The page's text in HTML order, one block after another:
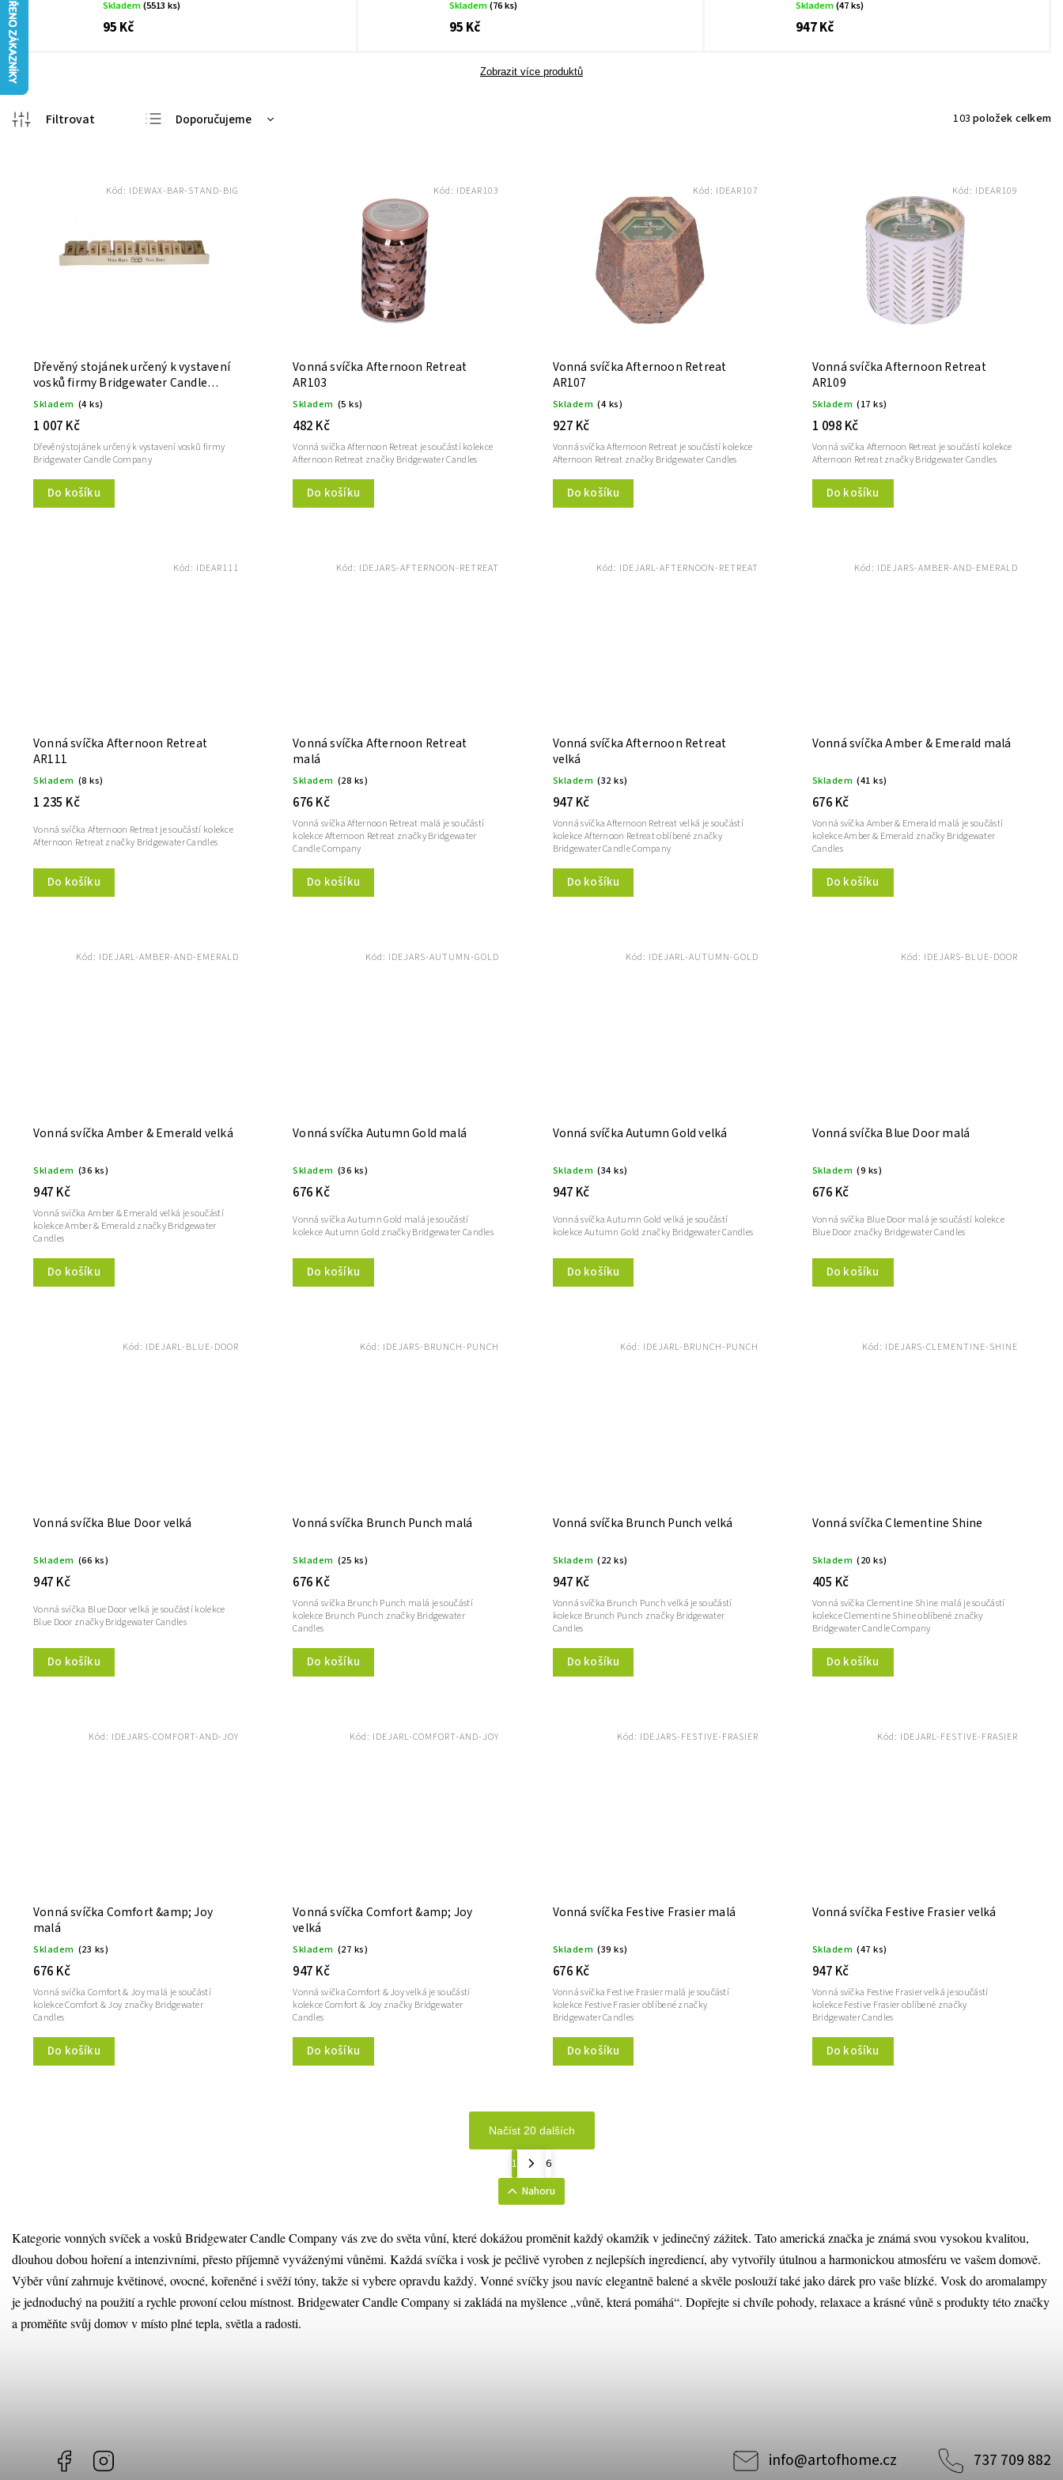
Skladem(5513 ks)
95 Kč
Skladem(76 ks)
95 Kč
Skladem(47 ks)
947 Kč
Zobrazit více produktů
Doporučujeme
Nejprodávanější
103 položek celkem
Dřevěný stojánek určený k vystavení
vosků firmy Bridgewater Candle
Company
Skladem (4 ks)
1 007 Kč
Do košíku
Dřevěný stojánek určený k vystavení vosků firmy
Bridgewater Candle Company
Kód: IDEWAX-BAR-STAND-BIG
Vonná svíčka Afternoon Retreat
AR103
Skladem (5 ks)
482 Kč
Do košíku
Vonná svíčka Afternoon Retreat je součástí kolekce
Afternoon Retreat značky Bridgewater Candles
Kód: IDEAR103
Vonná svíčka Afternoon Retreat
AR107
Skladem (4 ks)
927 Kč
Do košíku
Vonná svíčka Afternoon Retreat je součástí kolekce
Afternoon Retreat značky Bridgewater Candles
Kód: IDEAR107
Vonná svíčka Afternoon Retreat
AR109
Skladem (17 ks)
1 098 Kč
Do košíku
Vonná svíčka Afternoon Retreat je součástí kolekce
Afternoon Retreat značky Bridgewater Candles
Kód: IDEAR109
Vonná svíčka Afternoon Retreat
AR111
Skladem (8 ks)
1 235 Kč
Do košíku
Vonná svíčka Afternoon Retreat je součástí kolekce
Afternoon Retreat značky Bridgewater Candles
Kód: IDEAR111
Vonná svíčka Afternoon Retreat
malá
Skladem (28 ks)
676 Kč
Do košíku
Vonná svíčka Afternoon Retreat malá je součástí
kolekce Afternoon Retreat značky Bridgewater
Candle Company
Kód: IDEJARS-AFTERNOON-RETREAT
Vonná svíčka Afternoon Retreat
velká
Skladem (32 ks)
947 Kč
Do košíku
Vonná svíčka Afternoon Retreat velká je součástí
kolekce Afternoon Retreat oblíbené značky
Bridgewater Candle Company
Kód: IDEJARL-AFTERNOON-RETREAT
Vonná svíčka Amber & Emerald malá
Skladem (41 ks)
676 Kč
Do košíku
Vonná svíčka Amber & Emerald malá je součástí
kolekce Amber & Emerald značky Bridgewater
Candles
Kód: IDEJARS-AMBER-AND-EMERALD
Vonná svíčka Amber & Emerald velká
Skladem (36 ks)
947 Kč
Do košíku
Vonná svíčka Amber & Emerald velká je součástí
kolekce Amber & Emerald značky Bridgewater
Candles
Kód: IDEJARL-AMBER-AND-EMERALD
Vonná svíčka Autumn Gold malá
Skladem (36 ks)
676 Kč
Do košíku
Vonná svíčka Autumn Gold malá je součástí
kolekce Autumn Gold značky Bridgewater Candles
Kód: IDEJARS-AUTUMN-GOLD
Vonná svíčka Autumn Gold velká
Skladem (34 ks)
947 Kč
Do košíku
Vonná svíčka Autumn Gold velká je součástí
kolekce Autumn Gold značky Bridgewater Candles
Kód: IDEJARL-AUTUMN-GOLD
Vonná svíčka Blue Door malá
Skladem (9 ks)
676 Kč
Do košíku
Vonná svíčka Blue Door malá je součástí kolekce
Blue Door značky Bridgewater Candles
Kód: IDEJARS-BLUE-DOOR
Vonná svíčka Blue Door velká
Skladem (66 ks)
947 Kč
Do košíku
Vonná svíčka Blue Door velká je součástí kolekce
Blue Door značky Bridgewater Candles
Kód: IDEJARL-BLUE-DOOR
Vonná svíčka Brunch Punch malá
Skladem (25 ks)
676 Kč
Do košíku
Vonná svíčka Brunch Punch malá je součástí
kolekce Brunch Punch značky Bridgewater
Candles
Kód: IDEJARS-BRUNCH-PUNCH
Vonná svíčka Brunch Punch velká
Skladem (22 ks)
947 Kč
Do košíku
Vonná svíčka Brunch Punch velká je součástí
kolekce Brunch Punch značky Bridgewater
Candles
Kód: IDEJARL-BRUNCH-PUNCH
Vonná svíčka Clementine Shine
Skladem (20 ks)
405 Kč
Do košíku
Vonná svíčka Clementine Shine malá je součástí
kolekce Clementine Shine oblíbené značky
Bridgewater Candle Company
Kód: IDEJARS-CLEMENTINE-SHINE
Vonná svíčka Comfort &amp; Joy
malá
Skladem (23 ks)
676 Kč
Do košíku
Vonná svíčka Comfort & Joy malá je součástí
kolekce Comfort & Joy značky Bridgewater
Candles
Kód: IDEJARS-COMFORT-AND-JOY
Vonná svíčka Comfort &amp; Joy
velká
Skladem (27 ks)
947 Kč
Do košíku
Vonná svíčka Comfort & Joy velká je součástí
kolekce Comfort & Joy značky Bridgewater
Candles
Kód: IDEJARL-COMFORT-AND-JOY
Vonná svíčka Festive Frasier malá
Skladem (39 ks)
676 Kč
Do košíku
Vonná svíčka Festive Frasier malá je součástí
kolekce Festive Frasier oblíbené značky
Bridgewater Candles
Kód: IDEJARS-FESTIVE-FRASIER
Vonná svíčka Festive Frasier velká
Skladem (47 ks)
947 Kč
Do košíku
Vonná svíčka Festive Frasier velká je součástí
kolekce Festive Frasier oblíbené značky
Bridgewater Candles
Kód: IDEJARL-FESTIVE-FRASIER
Načíst 20 dalších
1
6
Nahoru
Kategorie vonných svíček a vosků Bridgewater Candle Company vás zve do světa vůní, které dokážou proměnit každý okamžik v jedinečný zážitek. Tato americká značka je známá svou vysokou kvalitou,
dlouhou dobou hoření a intenzivními, přesto příjemně vyváženými vůněmi. Každá svíčka i vosk je pečlivě vyroben z nejlepších ingrediencí, aby vytvořily útulnou a harmonickou atmosféru ve vašem domově.
Výběr vůní zahrnuje květinové, ovocné, kořeněné i svěží tóny, takže si vybere opravdu každý. Vonné svíčky jsou navíc elegantně balené a skvěle poslouží také jako dárek pro vaše blízké. Vosk do aromalampy
je jednoduchý na použití a rychle provoní celou místnost. Bridgewater Candle Company si zakládá na myšlence „vůně, která pomáhá“. Dopřejte si chvíle pohody, relaxace a krásné vůně s produkty této značky
a proměňte svůj domov v místo plné tepla, světla a radosti.
Facebook info@artofhome.cz 737 709 882